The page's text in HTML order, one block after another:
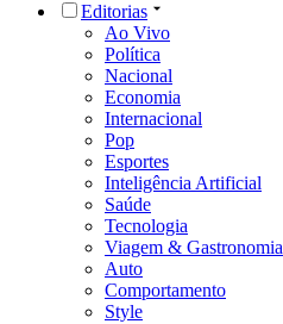
Editorias
Ao Vivo
Política
Nacional
Economia
Internacional
Pop
Esportes
Inteligência Artificial
Saúde
Tecnologia
Viagem & Gastronomia
Auto
Comportamento
Style